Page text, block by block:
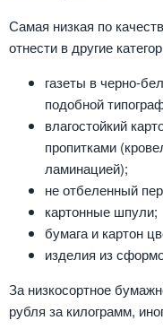
Самая низкая по
отнести в другие
газеты в черно-
подобной
влагостойкий
пропитками
ламинацией);
не отбеленный
картонные шпули;
бумага и картон
изделия из
За низкосортное
рубля за килограмм,